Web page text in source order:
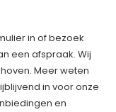
in of bezoek
een afspraak. Wij
Meer weten
in voor onze
en